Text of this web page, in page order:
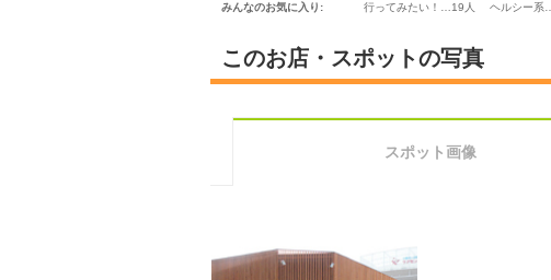
みんなのお気に入り: 行ってみたい！… 19人 ヘルシー系…
このお店・スポットの写真
スポット画像